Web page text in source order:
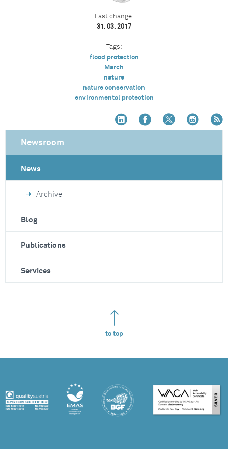
Last change:
31. 03. 2017
Tags:
flood protection
March
nature
nature conservation
environmental protection
Newsroom
News
Archive
Blog
Publications
Services
to top